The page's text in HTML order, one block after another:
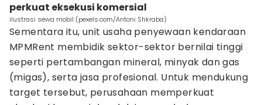
perkuat eksekusi komersial
ilustrasi sewa mobil (pexels.com/Antoni Shkraba)
Sementara itu, unit usaha penyewaan kendaraan
MPMRent membidik sektor-sektor bernilai tinggi
seperti pertambangan mineral, minyak dan gas
(migas), serta jasa profesional. Untuk mendukung
target tersebut, perusahaan memperkuat